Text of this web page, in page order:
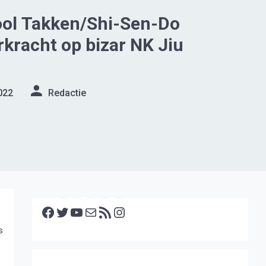
Takken/Shi-Sen-Do
op bizar NK Jiu
Redactie
Facebook Twitter YouTube E-mail RSS feed